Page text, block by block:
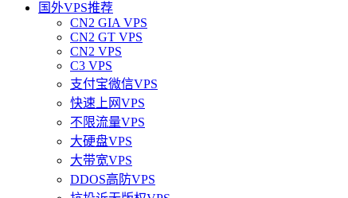
国外VPS推荐
CN2 GIA VPS
CN2 GT VPS
CN2 VPS
C3 VPS
支付宝微信VPS
快速上网VPS
不限流量VPS
大硬盘VPS
大带宽VPS
DDOS高防VPS